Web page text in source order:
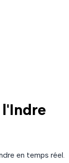
en temps réel.